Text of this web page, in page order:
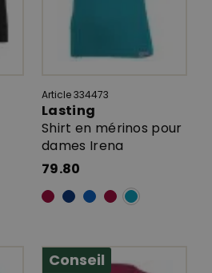
Article 334473
Lasting
Shirt en mérinos pour
dames Irena
79.80
Conseil